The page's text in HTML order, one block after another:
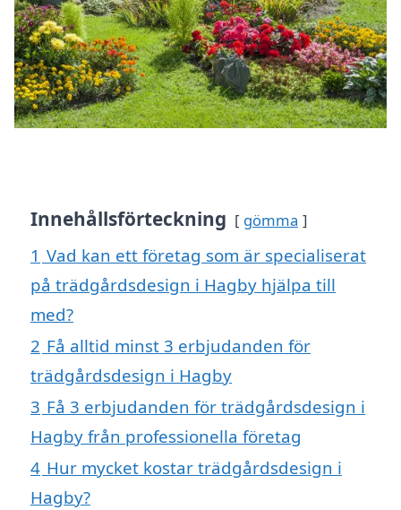
Innehållsförteckning gömma
1 Vad kan ett företag som är specialiserat
på trädgårdsdesign i Hagby hjälpa till
med?
2 Få alltid minst 3 erbjudanden för
trädgårdsdesign i Hagby
3 Få 3 erbjudanden för trädgårdsdesign i
Hagby från professionella företag
4 Hur mycket kostar trädgårdsdesign i
Hagby?